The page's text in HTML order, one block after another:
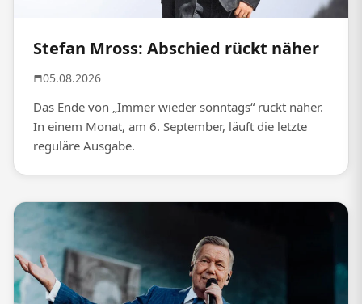
Stefan Mross: Abschied rückt näher
05.08.2026
Das Ende von „Immer wieder sonntags“ rückt näher.
In einem Monat, am 6. September, läuft die letzte
reguläre Ausgabe.